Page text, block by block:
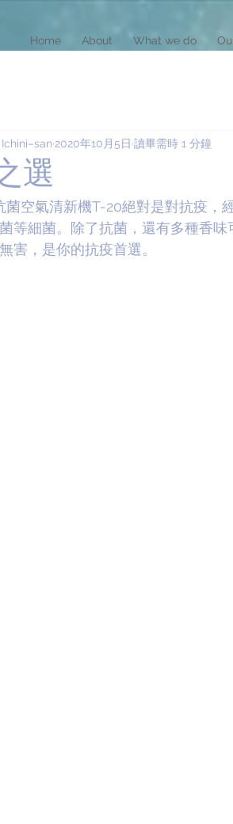
Home About What we do
選
2020年10月5日 讀畢需時 1 分鐘
菌空氣清新機T-20絕對是對抗疫，
等細菌。除了抗菌，還有多種香
害，是你的抗疫首選。